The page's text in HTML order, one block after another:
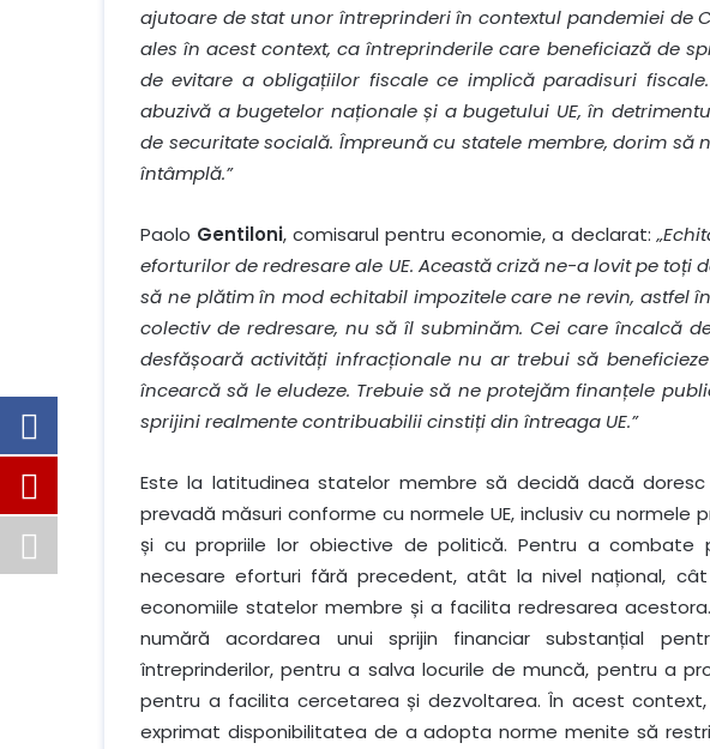
ajutoare de stat unor întreprinderi în contextul pandemiei de
ales în acest context, ca întreprinderile care beneficiază de
de evitare a obligațiilor fiscale ce implică paradisuri
abuzivă a bugetelor naționale și a bugetului UE, în
de securitate socială. Împreună cu statele membre, dorim să
întâmplă.”
Paolo Gentiloni, comisarul pentru economie, a declarat:
eforturilor de redresare ale UE. Această criză ne-a lovit pe toți
să ne plătim în mod echitabil impozitele care ne revin, astfel
colectiv de redresare, nu să îl subminăm. Cei care încalcă
desfășoară activități infracționale nu ar trebui să
încearcă să le eludeze. Trebuie să ne protejăm finanțele
sprijini realmente contribuabilii cinstiți din întreaga UE.”
Este la latitudinea statelor membre să decidă dacă
prevadă măsuri conforme cu normele UE, inclusiv cu normele
și cu propriile lor obiective de politică. Pentru a combate
necesare eforturi fără precedent, atât la nivel național, cât
economiile statelor membre și a facilita redresarea
numără acordarea unui sprijin financiar substanțial
întreprinderilor, pentru a salva locurile de muncă, pentru a
pentru a facilita cercetarea și dezvoltarea. În acest
exprimat disponibilitatea de a adopta norme menite să